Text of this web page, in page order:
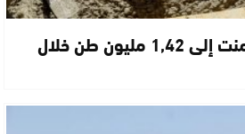
ارتفاع مبيعات الإسمنت إلى 1,42 مليون طن خلال